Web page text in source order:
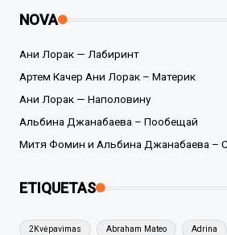
NOVA
Ани Лорак — Лабиринт
Артем Качер Ани Лорак – Материк
Ани Лорак — Наполовину
Альбина Джанабаева – Пообещай
Митя Фомин и Альбина Джанабаева –
ETIQUETAS
2Kvėpavimas Abraham Mateo Adrina